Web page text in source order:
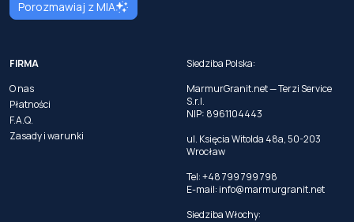
Porozmawiaj z MIA
FIRMA
O nas
Płatności
F.A.Q.
Zasady i warunki
Siedziba Polska:
MarmurGranit.net — Terzi Service
S.r.l.
NIP: 8961104443
ul. Księcia Witolda 48a, 50-203
Wrocław
Tel: +48 799 799 798
E-mail: info@marmurgranit.net
Siedziba Włochy: